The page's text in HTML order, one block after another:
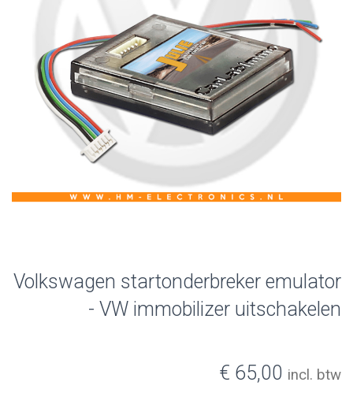
Volkswagen startonderbreker emulator
- VW immobilizer uitschakelen
€ 65,00 incl. btw